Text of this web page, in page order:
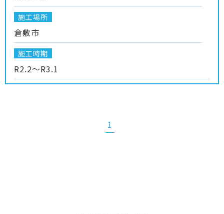
施工場所
倉敷市
施工時期
R2.2～R3.1
1